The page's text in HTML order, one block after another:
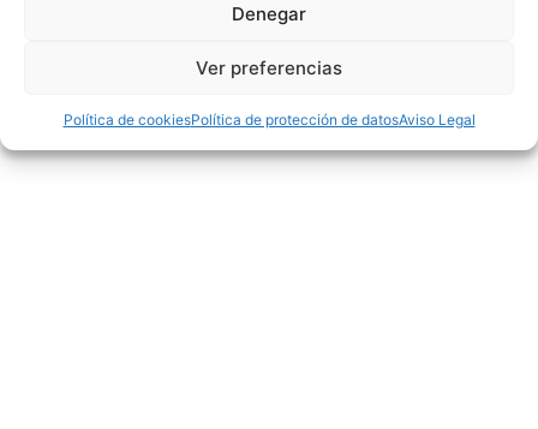
Denegar
Ver preferencias
Política de cookiesPolítica de protección de datosAviso Legal